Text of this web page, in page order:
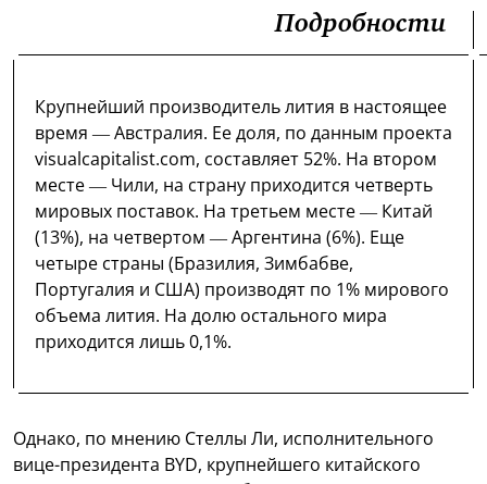
Крупнейший производитель лития в настоящее
время — Австралия. Ее доля, по данным проекта
visualcapitalist.com, составляет 52%. На втором
месте — Чили, на страну приходится четверть
мировых поставок. На третьем месте — Китай
(13%), на четвертом — Аргентина (6%). Еще
четыре страны (Бразилия, Зимбабве,
Португалия и США) производят по 1% мирового
объема лития. На долю остального мира
приходится лишь 0,1%.
Подробности
Однако, по мнению Стеллы Ли, исполнительного
вице-президента BYD, крупнейшего китайского